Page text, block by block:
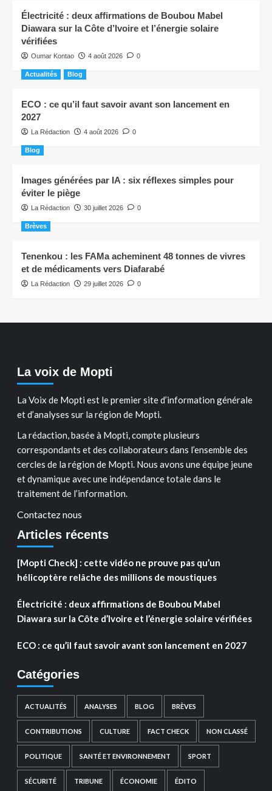
Électricité : deux affirmations de Boubou Mabel
Diawara sur la Côte d’Ivoire et l’énergie solaire
vérifiées
Oumar Kontao 4 août 2026 0
Actualités Blog
ECO : ce qu’il faut savoir avant son lancement en
2027
La Rédaction 4 août 2026 0
Blog
Images générées par IA : six réflexes simples pour
éviter le piège
La Rédaction 30 juillet 2026 0
Brèves
Tenenkou : les FAMa acheminent 48 tonnes de vivres
et de médicaments vers Diafarabé
La Rédaction 29 juillet 2026 0
La voix de Mopti
La Voix de Mopti est le premier site d’information générale
et d’analyses sur la région de Mopti.
La rédaction, basée à Mopti, compte plusieurs
correspondants et des collaborateurs dans l’ensemble des
cercles de la région de Mopti. Nous avons une équipe jeune
et dynamique avec une indépendance totale dans le
traitement de l’information.
Contactez nous
Articles récents
[Mopti Check] : cette vidéo ne prouve pas qu’un
hélicoptère relâche des millions de moustiques
Électricité : deux affirmations de Boubou Mabel
Diawara sur la Côte d’Ivoire et l’énergie solaire vérifiées
ECO : ce qu’il faut savoir avant son lancement en 2027
Catégories
ACTUALITÉS ANALYSES BLOG BRÈVES
CONTRIBUTIONS CULTURE FACT CHECK NON CLASSÉ
POLITIQUE SANTÉ ET ENVIRONNEMENT SPORT
SÉCURITÉ TRIBUNE ÉCONOMIE ÉDITO